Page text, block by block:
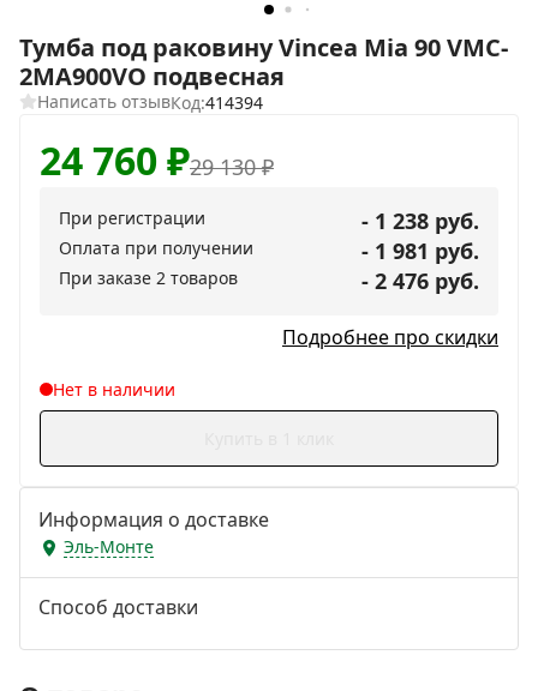
Тумба под раковину Vincea Mia 90 VMC-
2MA900VO подвесная
Написать отзывКод:414394
29 130₽
24 760₽
При регистрации - 1 238 руб.
Оплата при получении - 1 981 руб.
При заказе 2 товаров - 2 476 руб.
Подробнее про скидки
Нет в наличии
Информация о доставке
Эль-Монте
Способ доставки